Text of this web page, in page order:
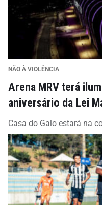
NÃO À VIOLÊNCIA
Arena MRV terá
aniversário da Lei
Casa do Galo estará na